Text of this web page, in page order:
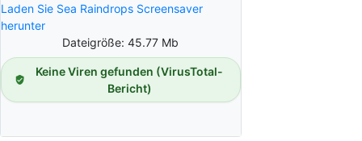
Laden Sie Sea Raindrops Screensaver
herunter
Dateigröße: 45.77 Mb
Keine Viren gefunden (VirusTotal-
Bericht)